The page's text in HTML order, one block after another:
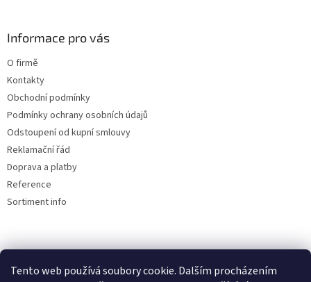
Tento web používá soubory cookie. Dalším procházením
Informace pro vás
O firmě
Kontakty
Obchodní podmínky
Podmínky ochrany osobních údajů
Odstoupení od kupní smlouvy
Reklamační řád
Doprava a platby
Reference
Sortiment info
Reklamační řád